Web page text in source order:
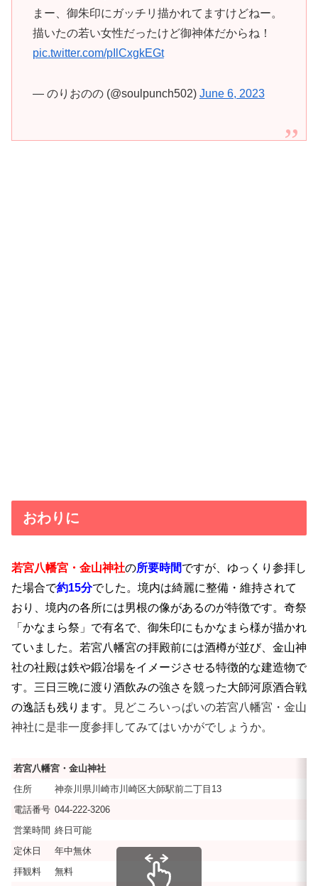
まー、御朱印にガッチリ描かれてますけどねー。
描いたの若い女性だったけど御神体だからね！
pic.twitter.com/pIlCxgkEGt
— のりおのの (@soulpunch502) June 6, 2023
おわりに
若宮八幡宮・金山神社の所要時間ですが、ゆっくり参拝し
た場合で約15分でした。境内は綺麗に整備・維持されて
おり、境内の各所には男根の像があるのが特徴です。奇祭
「かなまら祭」で有名で、御朱印にもかなまら様が描かれ
ていました。若宮八幡宮の拝殿前には酒樽が並び、金山神
社の社殿は鉄や鍛冶場をイメージさせる特徴的な建造物で
す。三日三晩に渡り酒飲みの強さを競った大師河原酒合戦
の逸話も残ります。
見どころいっぱいの若宮八幡宮・金山
神社に是非一度参拝してみてはいかがでしょうか。
若宮八幡宮・金山神社
住所
神奈川県川崎市川崎区大師駅前二丁目13
電話番号 044-222-3206
営業時間 終日可能
定休日
年中無休
拝観料
無料